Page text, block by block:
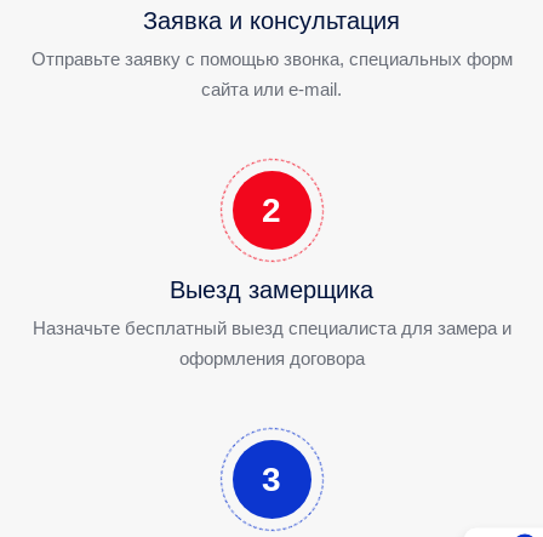
Заявка и консультация
Отправьте заявку с помощью звонка, специальных форм
сайта или e-mail.
2
Выезд замерщика
Назначьте бесплатный выезд специалиста для замера и
оформления договора
3